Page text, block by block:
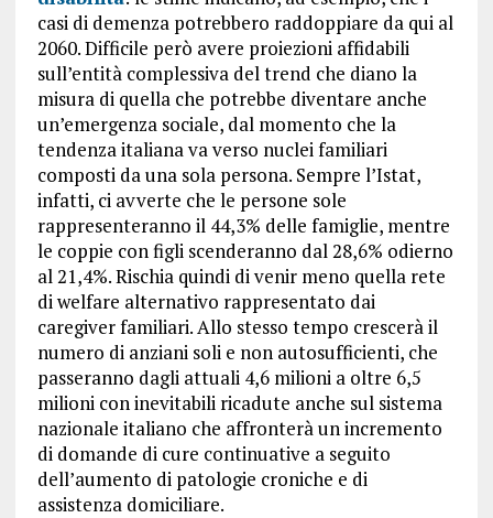
casi di demenza potrebbero raddoppiare da qui al
2060. Difficile però avere proiezioni affidabili
sull’entità complessiva del trend che diano la
misura di quella che potrebbe diventare anche
un’emergenza sociale, dal momento che la
tendenza italiana va verso nuclei familiari
composti da una sola persona. Sempre l’Istat,
infatti, ci avverte che le persone sole
rappresenteranno il 44,3% delle famiglie, mentre
le coppie con figli scenderanno dal 28,6% odierno
al 21,4%. Rischia quindi di venir meno quella rete
di welfare alternativo rappresentato dai
caregiver familiari. Allo stesso tempo crescerà il
numero di anziani soli e non autosufficienti, che
passeranno dagli attuali 4,6 milioni a oltre 6,5
milioni con inevitabili ricadute anche sul sistema
nazionale italiano che affronterà un incremento
di domande di cure continuative a seguito
dell’aumento di patologie croniche e di
assistenza domiciliare.